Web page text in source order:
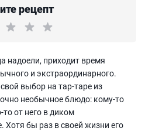
рецепт
надоели, приходит время
и экстраординарного.
выбор на тар-таре из
необычное блюдо: кому-то
от него в диком
Хотя бы раз в своей жизни его